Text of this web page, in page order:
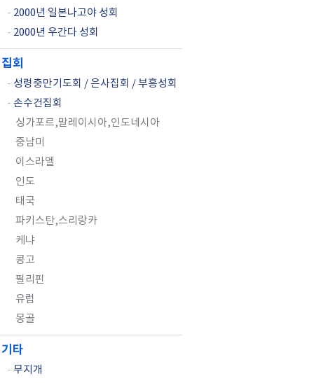
- 2000년 일본나고야 성회
- 2000년 우간다 성회
집회
- 성령충만기도회 / 은사집회 / 부흥성회
- 손수건집회
싱가포르,말레이시아,인도네시아
중남미
이스라엘
인도
태국
파키스탄,스리랑카
케냐
콩고
필리핀
유럽
몽골
기타
- 무지개